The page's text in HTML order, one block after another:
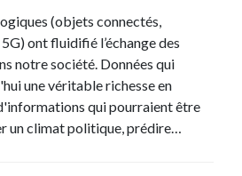
(objets connectés,
ont fluidifié l’échange des
notre société. Données qui
une véritable richesse en
qui pourraient être
un climat politique, prédire…